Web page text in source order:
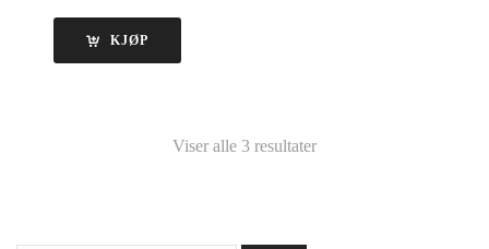
KJØP
Viser alle 3 resultater